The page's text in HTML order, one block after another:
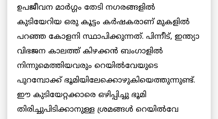
ഉപജീവന മാര്‍ഗ്ഗം തേടി നഗരങ്ങളില്‍
കുടിയേറിയ ഒരു കൂട്ടം കര്‍ഷകരാണ് മുകളില്‍
പറഞ്ഞ കോളനി സ്ഥാപിക്കുന്നത്. പിന്നീട്, ഇന്ത്യാ
വിഭജന കാലത്ത് കിഴക്കന്‍ ബംഗാളില്‍
നിന്നുമെത്തിയവരും റെയില്‍വേയുടെ
പുറമ്പോക്ക് ഭൂമിയിലേക്കൊഴുകിയെത്തുന്നുണ്ട്.
ഈ കുടിയേറ്റക്കാരെ ഒഴിപ്പിച്ചു ഭൂമി
തിരിച്ചുപിടിക്കാനുള്ള ശ്രമങ്ങള്‍ റെയില്‍വേ